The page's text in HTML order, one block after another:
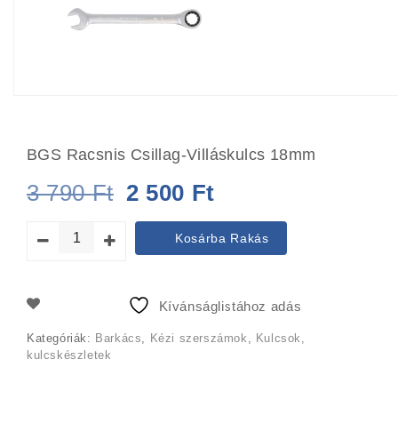
BGS Racsnis Csillag-Villáskulcs 18mm
3 790Ft Original
price
was:
3
2 500 Ft
price
is:
Kosárba Rakás
Kívánságlistához adás
Kategóriák: Barkács, Kézi szerszámok , Kulcsok,
kulcskészletek